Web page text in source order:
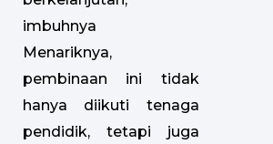
imbuhnya
Menariknya,
pembinaan ini tidak
hanya diikuti tenaga
pendidik, tetapi juga